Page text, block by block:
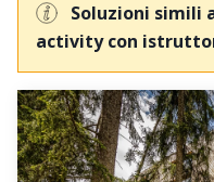
Soluzioni simili
activity con